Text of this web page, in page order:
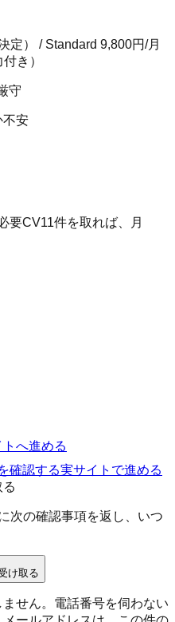
定） / Standard 9,800円/月
き）
守
不安
要CV11件を取れば、月
へ進める
確認する実サイトで進める
次の確認事項を返し、いつ
け取る
せん。電話番号を伺わない